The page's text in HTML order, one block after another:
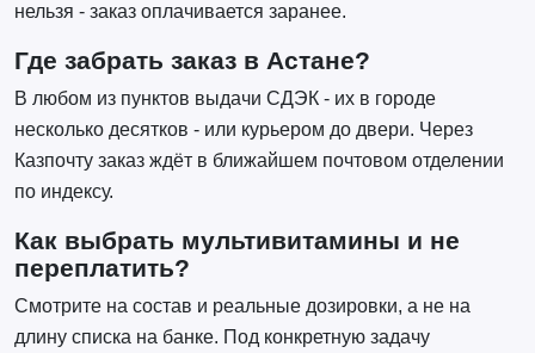
нельзя - заказ оплачивается заранее.
Где забрать заказ в Астане?
В любом из пунктов выдачи СДЭК - их в городе
несколько десятков - или курьером до двери. Через
Казпочту заказ ждёт в ближайшем почтовом отделении
по индексу.
Как выбрать мультивитамины и не
переплатить?
Смотрите на состав и реальные дозировки, а не на
длину списка на банке. Под конкретную задачу